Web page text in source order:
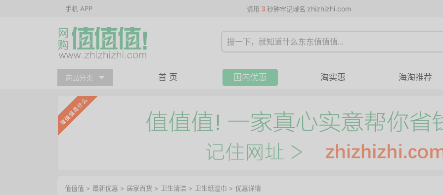
手机 APP 请用 3 秒钟牢记域名 zhizhizhi.com
商品分类 首 页 国内优惠 淘实惠 海淘推荐
值值值 > 最新优惠 > 居家百货 > 卫生清洁 > 卫生纸湿巾 > 优惠详情